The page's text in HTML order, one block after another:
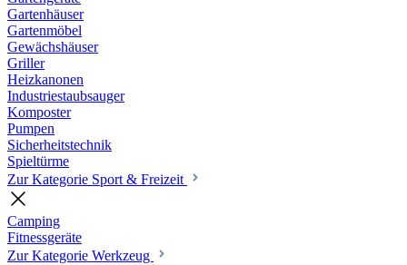
Gartenhäuser
Gartenmöbel
Gewächshäuser
Griller
Heizkanonen
Industriestaubsauger
Komposter
Pumpen
Sicherheitstechnik
Spieltürme
Zur Kategorie Sport & Freizeit
Camping
Fitnessgeräte
Zur Kategorie Werkzeug